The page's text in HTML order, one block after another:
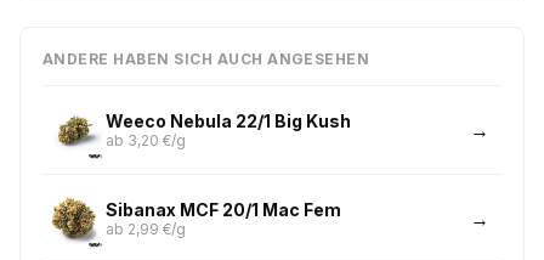
ANDERE HABEN SICH AUCH ANGESEHEN
Weeco Nebula 22/1 Big Kush
ab 3,20 €/g
Sibanax MCF 20/1 Mac Fem
ab 2,99 €/g